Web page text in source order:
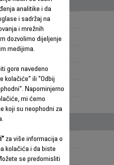
Klasičan
Podni
40 cm
16
1,3 m
1,1 m
analitike i da
i sadržaj na
i mrežnih
dozvolimo dijeljenje
medijima.
gore navedeno
kolačiće" ili "Odbij
Napominjemo
mi ćemo
koji su neophodni za
za više informacija o
kolačića i da biste
se predomisliti